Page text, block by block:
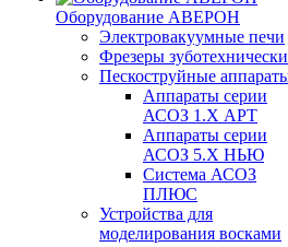
Оборудование АВЕРОН
Электровакуумные печи
Фрезеры
Пескоструйные
Аппараты серии
АСОЗ 1.Х АРТ
Аппараты серии
АСОЗ 5.Х НЬЮ
Система АСОЗ
ПЛЮС
Устройства для
моделирования восками